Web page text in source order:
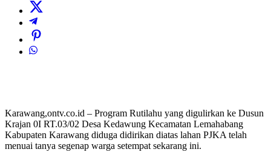
Karawang,ontv.co.id – Program Rutilahu yang digulirkan ke Dusun
Krajan 0I RT.03/02 Desa Kedawung Kecamatan Lemahabang
Kabupaten Karawang diduga didirikan diatas lahan PJKA telah
menuai tanya segenap warga setempat sekarang ini.